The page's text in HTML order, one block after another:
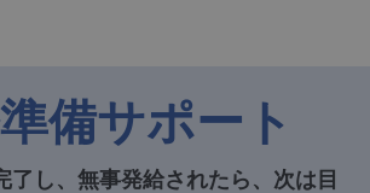
備サポート
了し、無事発給されたら、次は目